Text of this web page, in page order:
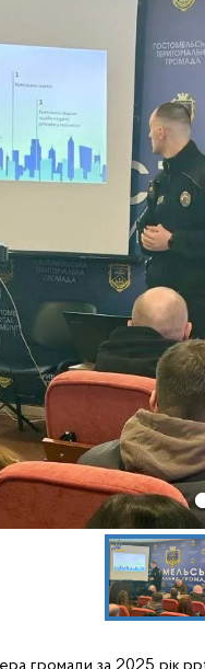
громади за 2025